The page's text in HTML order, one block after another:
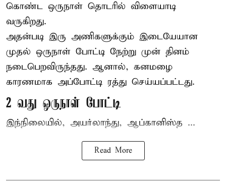
கொண்ட ஒருநாள் தொடரில் விளையாடி
வருகிறது.
அதன்படி இரு அணிகளுக்கும் இடையேயான
முதல் ஒருநாள் போட்டி நேற்று முன் தினம்
நடைபெறவிருந்தது. ஆனால், கனமழை
காரணமாக அப்போட்டி ரத்து செய்யப்பட்டது.
2 வது ஒருநாள் போட்டி
இந்நிலையில், அயர்லாந்து, ஆப்கானிஸ்த ...
Read More